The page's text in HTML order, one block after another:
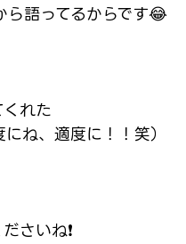
語ってるからです😂
れた
ね、適度に！！笑）
さいね❗️